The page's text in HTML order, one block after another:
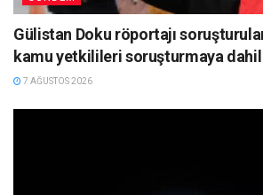
Gülistan Doku röportajı
kamu yetkilileri soruşturmaya
7 AĞUSTOS 2026